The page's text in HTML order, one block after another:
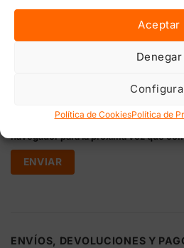
Aceptar
Denegar
Política de CookiesPolítica de
Guarda mi nombre, correo
navegador para la próxima vez que
ENVÍOS, DEVOLUCIONES Y